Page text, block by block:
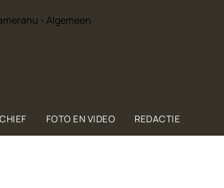
FOTO EN VIDEO REDACTIE